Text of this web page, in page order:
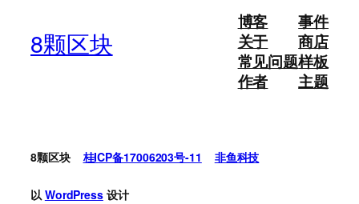
8颗区块
博客
关于
常见问题
作者
事件
商店
样板
主题
8颗区块 桂ICP备17006203号-11 非鱼科技
以 WordPress设计